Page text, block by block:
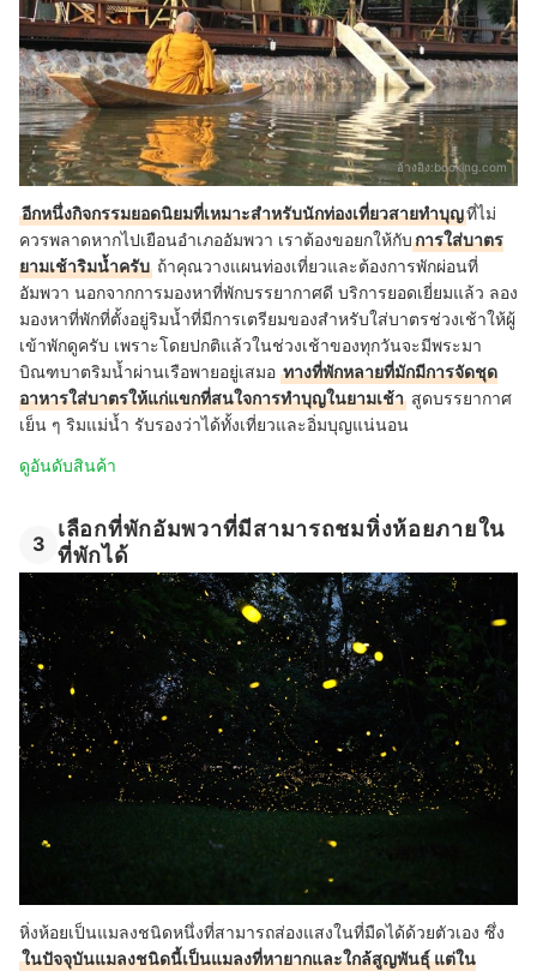
อ้างอิง:booking.com
อีกหนึ่งกิจกรรมยอดนิยมที่เหมาะสำหรับนักท่องเที่ยวสายทำบุญที่ไม่
ควรพลาดหากไปเยือนอำเภออัมพวา เราต้องขอยกให้กับการใส่บาตร
ยามเช้าริมน้ำครับ ถ้าคุณวางแผนท่องเที่ยวและต้องการพักผ่อนที่
อัมพวา นอกจากการมองหาที่พักบรรยากาศดี บริการยอดเยี่ยมแล้ว ลอง
มองหาที่พักที่ตั้งอยู่ริมน้ำที่มีการเตรียมของสำหรับใส่บาตรช่วงเช้าให้ผู้
เข้าพักดูครับ เพราะโดยปกติแล้วในช่วงเช้าของทุกวันจะมีพระมา
บิณฑบาตริมน้ำผ่านเรือพายอยู่เสมอ ทางที่พักหลายที่มักมีการจัดชุด
อาหารใส่บาตรให้แก่แขกที่สนใจการทำบุญในยามเช้า สูดบรรยากาศ
เย็น ๆ ริมแม่น้ำ รับรองว่าได้ทั้งเที่ยวและอิ่มบุญแน่นอน
ดูอันดับสินค้า
3
เลือกที่พักอัมพวาที่มีสามารถชมหิ่งห้อยภายใน
ที่พักได้
หิ่งห้อยเป็นแมลงชนิดหนึ่งที่สามารถส่องแสงในที่มืดได้ด้วยตัวเอง ซึ่ง
ในปัจจุบันแมลงชนิดนี้เป็นแมลงที่หายากและใกล้สูญพันธุ์ แต่ใน